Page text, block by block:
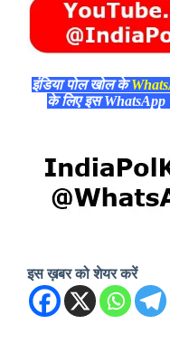
इंडिया पोल खोल के
के लिए इस
इस ख़बर को शेयर करें